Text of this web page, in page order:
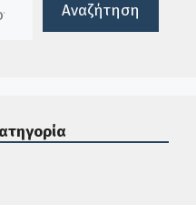
Αναζήτηση